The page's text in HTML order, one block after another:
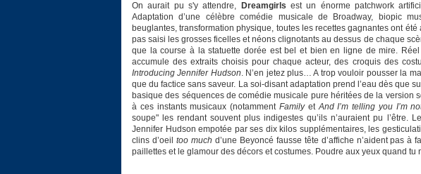
On aurait pu s'y attendre,
Dreamgirls est un énorme patchwork
Adaptation d’une célèbre comédie musicale de Broadway, biopic
beuglantes, transformation physique, toutes les recettes gagnantes ont
pas saisi les grosses ficelles et néons clignotants au dessus de chaque
que la course à la statuette dorée est bel et bien en ligne de mire. Réel
accumule des extraits choisis pour chaque acteur, des croquis des
Introducing Jennifer Hudson. N’en jetez plus… A trop vouloir pousser la
que du factice sans saveur. La soi-disant adaptation prend l’eau dès que
basique des séquences de comédie musicale pure héritées de la version
à ces instants musicaux (notamment FamilyetAnd I’m telling you I’m
soupe" les rendant souvent plus indigestes qu’ils n’auraient pu l’être.
Jennifer Hudson empotée par ses dix kilos supplémentaires, les
clins d’oeil too much d’une Beyoncé fausse tête d’affiche n’aident pas
paillettes et le glamour des décors et costumes. Poudre aux yeux quand